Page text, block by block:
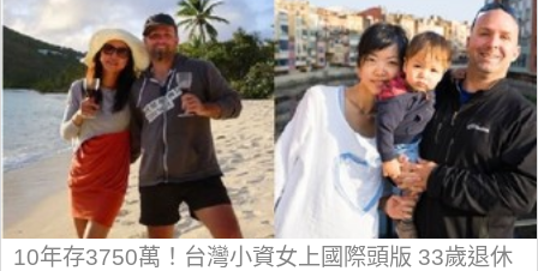
10年存3750萬！台灣小資女上國際頭版 33歲退休